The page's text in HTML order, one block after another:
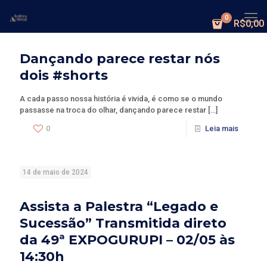
0
R$0,00
Dançando parece restar nós
dois #shorts
A cada passo nossa história é vivida, é como se o mundo
passasse na troca do olhar, dançando parece restar […]
0 Leia mais
14 de maio de 2024
Assista a Palestra “Legado e
Sucessão” Transmitida direto
da 49ª EXPOGURUPI – 02/05 às
14:30h